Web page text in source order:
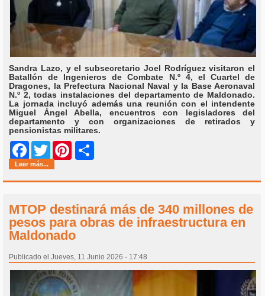
Sandra Lazo, y el subsecretario Joel Rodríguez visitaron el
Batallón de Ingenieros de Combate N.º 4, el Cuartel de
Dragones, la Prefectura Nacional Naval y la Base Aeronaval
N.º 2, todas instalaciones del departamento de Maldonado.
La jornada incluyó además una reunión con el intendente
Miguel Ángel Abella, encuentros con legisladores del
departamento y con organizaciones de retirados y
pensionistas militares.
Facebook
Twitter Pinterest
Leer más...
MTOP destinará más de 340 millones de
pesos para obras de infraestructura en
Maldonado
Publicado el Jueves, 11 Junio 2026 - 17:48